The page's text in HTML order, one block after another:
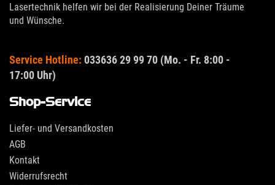
Lasertechnik helfen wir bei der Realisierung Deiner Träume
und Wünsche.
Service Hotline: 033636 29 99 70 (Mo. - Fr. 8:00 -
17:00 Uhr)
Shop-Service
Liefer- und Versandkosten
AGB
Kontakt
Widerrufsrecht